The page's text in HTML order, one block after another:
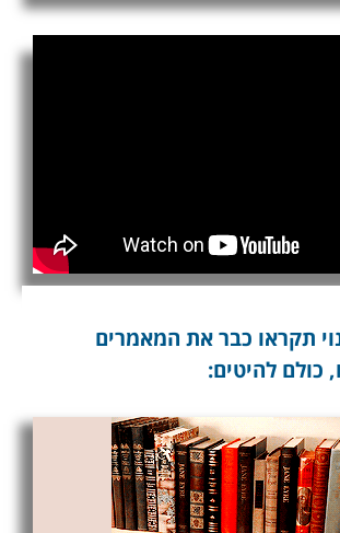
תקראו כבר את המאמרים
כולם להיטים: